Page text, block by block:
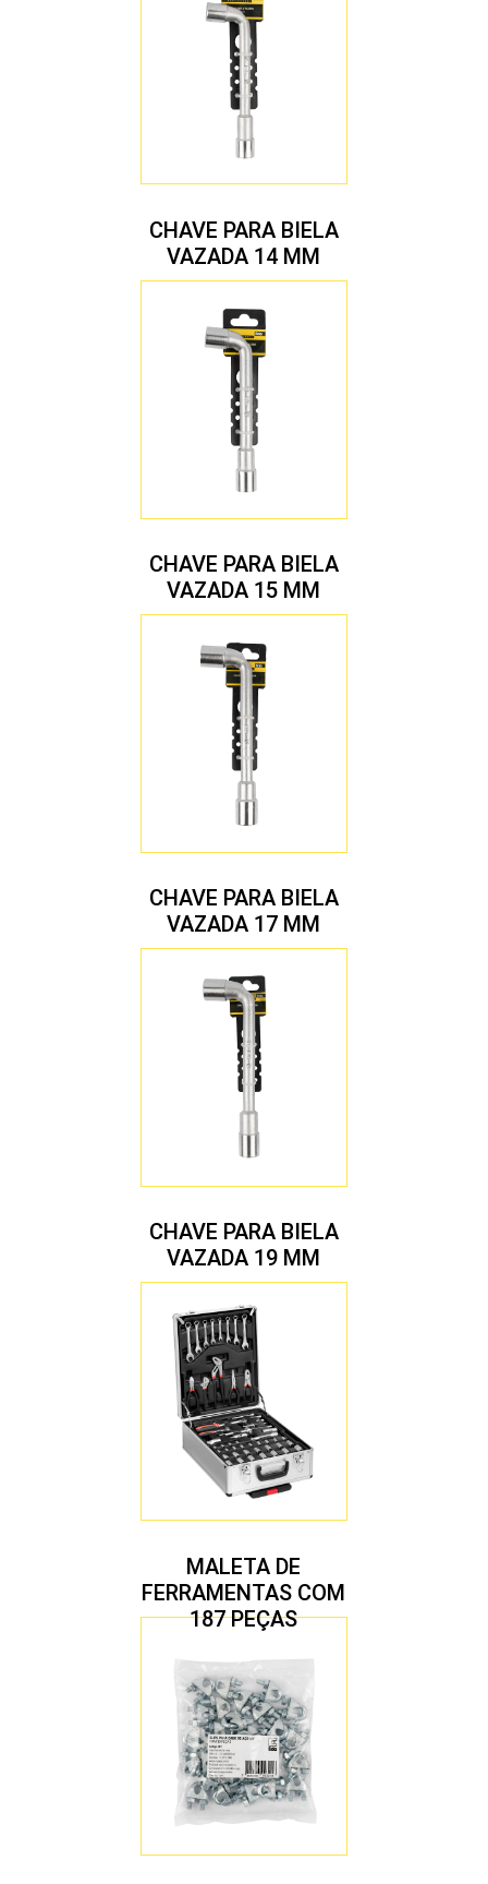
CHAVE PARA BIELA
VAZADA 14 MM
CHAVE PARA BIELA
VAZADA 15 MM
CHAVE PARA BIELA
VAZADA 17 MM
CHAVE PARA BIELA
VAZADA 19 MM
MALETA DE
FERRAMENTAS COM
187 PEÇAS